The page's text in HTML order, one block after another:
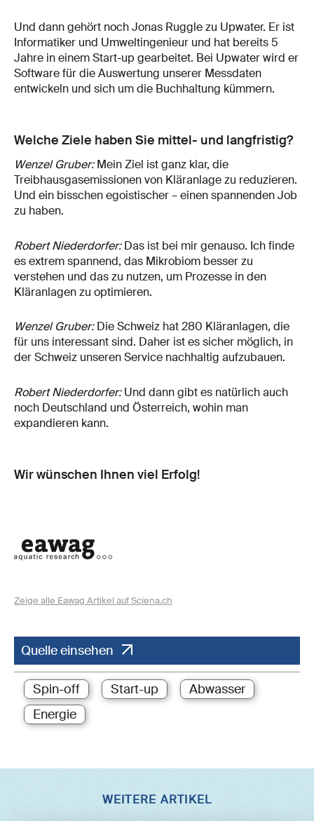
Und dann gehört noch Jonas Ruggle zu Upwater. Er ist
Informatiker und Umweltingenieur und hat bereits 5
Jahre in einem Start-up gearbeitet. Bei Upwater wird er
Software für die Auswertung unserer Messdaten
entwickeln und sich um die Buchhaltung kümmern.
Welche Ziele haben Sie mittel- und langfristig?
Wenzel Gruber:Mein Ziel ist ganz klar, die
Treibhausgasemissionen von Kläranlage zu reduzieren.
Und ein bisschen egoistischer – einen spannenden Job
zu haben.
Robert Niederdorfer:Das ist bei mir genauso. Ich finde
es extrem spannend, das Mikrobiom besser zu
verstehen und das zu nutzen, um Prozesse in den
Kläranlagen zu optimieren.
Wenzel Gruber:Die Schweiz hat 280 Kläranlagen, die
für uns interessant sind. Daher ist es sicher möglich, in
der Schweiz unseren Service nachhaltig aufzubauen.
Robert Niederdorfer:Und dann gibt es natürlich auch
noch Deutschland und Österreich, wohin man
expandieren kann.
Wir wünschen Ihnen viel Erfolg!
Zeige alle Eawag Artikel auf Sciena.ch
Quelle einsehen
Spin-off Start-up
Abwasser
Energie
WEITERE ARTIKEL